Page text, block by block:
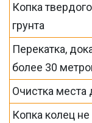
Копка
грунта
Перекатка,
более 30
Очистка места
Копка колец не